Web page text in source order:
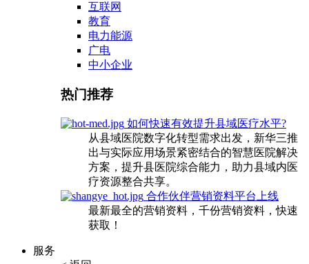
互联网
教育
电力能源
广电
中小企业
热门推荐
如何快速有效提升县域医疗水平?
从县域医院数字化转型需求出发，新华三推
出与实际应用场景紧密结合的智慧医院解决
方案，提升县医院综合能力，助力县域内医
疗资源整合共享。
合作伙伴营销资料平台上线
最新最全的营销资料，千份营销资料，快速
获取！
服务